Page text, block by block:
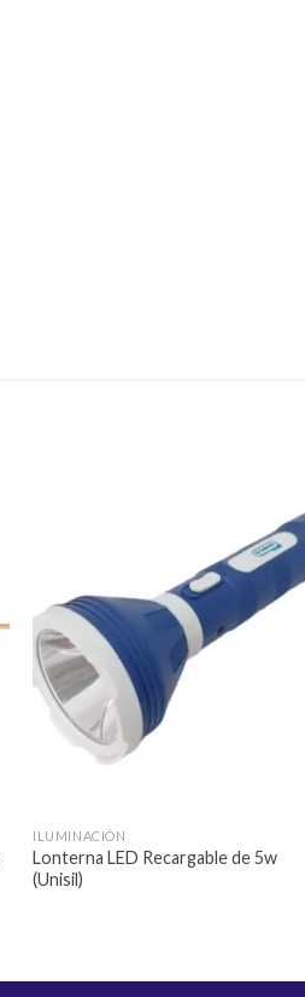
Añadir
a la
lista de
ILUMINACIÓN
Lonterna LED Recargable de 5w
(Unisil)